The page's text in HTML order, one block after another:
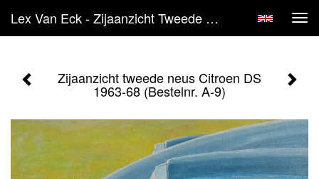
Lex Van Eck - Zijaanzicht Tweede Neus Citroen DS 1963-68 (Bestelnr. A-9)
Zijaanzicht tweede neus Citroen DS
1963-68 (Bestelnr. A-9)